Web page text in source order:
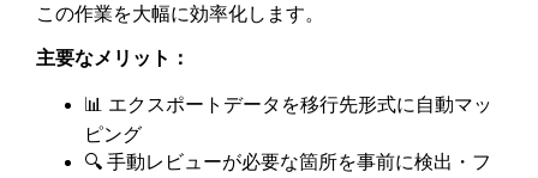
この作業を大幅に効率化します。
主要なメリット：
📊 エクスポートデータを移行先形式に自動マッ
ピング
🔍 手動レビューが必要な箇所を事前に検出・フ